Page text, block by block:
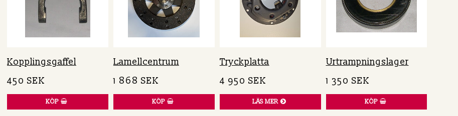
Kopplingsgaffel
450 SEK
KÖP
Lamellcentrum
1 868 SEK
KÖP
Tryckplatta
4 950 SEK
LÄS MER
Urtrampningslager
1 350 SEK
KÖP